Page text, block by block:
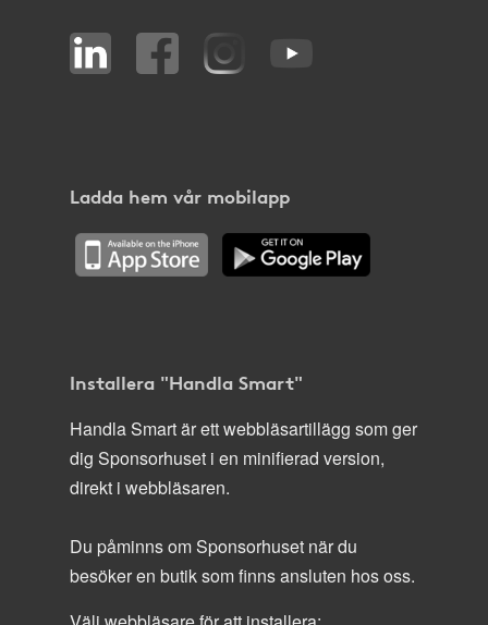
Ladda hem vår mobilapp
Installera "Handla Smart"
Handla Smart är ett webbläsartillägg som ger
dig Sponsorhuset i en minifierad version,
direkt i webbläsaren.
Du påminns om Sponsorhuset när du
besöker en butik som finns ansluten hos oss.